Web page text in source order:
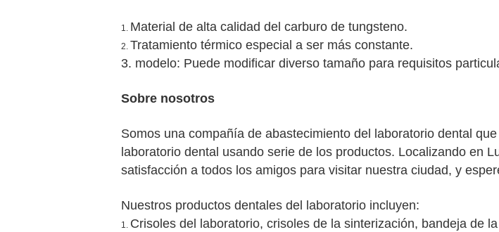
1. Material de alta calidad del carburo de tungsteno.
2. Tratamiento térmico especial a ser más constante.
3. modelo: Puede modificar diverso tamaño para requisitos
Sobre nosotros
Somos una compañía de abastecimiento del laboratorio dental
laboratorio dental usando serie de los productos. Localizando en
satisfacción a todos los amigos para visitar nuestra ciudad, y
Nuestros productos dentales del laboratorio incluyen:
1. Crisoles del laboratorio, crisoles de la sinterización, bandeja de